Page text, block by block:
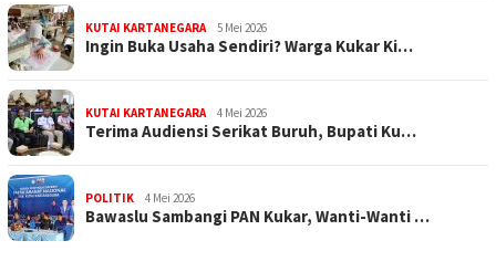
KUTAI KARTANEGARA 5 Mei 2026
Ingin Buka Usaha Sendiri? Warga Kukar Ki…
KUTAI KARTANEGARA 4 Mei 2026
Terima Audiensi Serikat Buruh, Bupati Ku…
POLITIK 4 Mei 2026
Bawaslu Sambangi PAN Kukar, Wanti-Wanti …